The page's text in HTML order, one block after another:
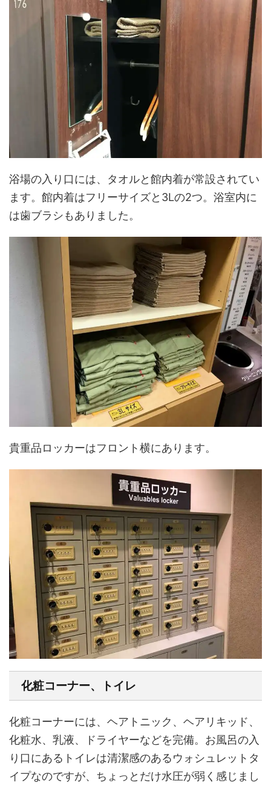
浴場の入り口には、タオルと館内着が常設されてい
ます。館内着はフリーサイズと3Lの2つ。浴室内に
は歯ブラシもありました。
貴重品ロッカーはフロント横にあります。
化粧コーナー、トイレ
化粧コーナーには、ヘアトニック、ヘアリキッド、
化粧水、乳液、ドライヤーなどを完備。お風呂の入
り口にあるトイレは清潔感のあるウォシュレットタ
イプなのですが、ちょっとだけ水圧が弱く感じまし